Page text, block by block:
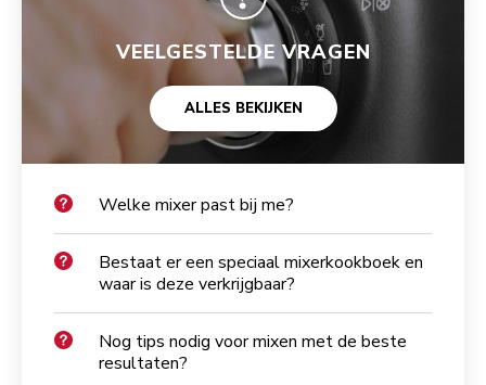
VEELGESTELDE VRAGEN
ALLES BEKIJKEN
Welke mixer past bij me?
Bestaat er een speciaal mixerkookboek en
waar is deze verkrijgbaar?
Nog tips nodig voor mixen met de beste
resultaten?